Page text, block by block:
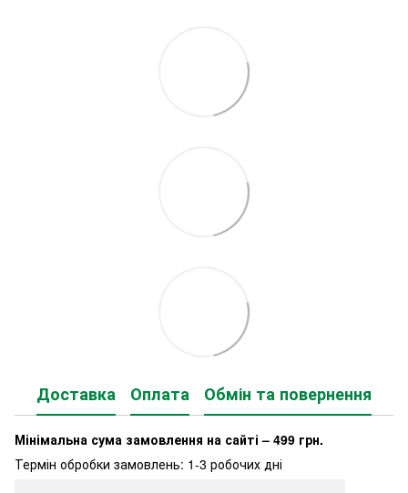
Доставка Оплата Обмін та повернення
Мінімальна сума замовлення на сайті – 499 грн.
Термін обробки замовлень: 1-3 робочих дні